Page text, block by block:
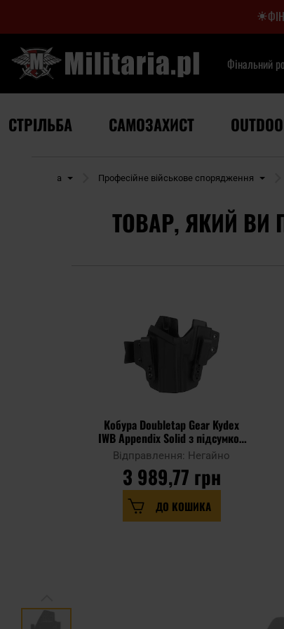
Фінальний
СТРІЛЬБА САМОЗАХИСТ
Стрільба Професійне військове спорядження
ТОВАР, ЯКИЙ ВИ
Кобура Doubletap Gear Kydex
IWB Appendix Solid з підсумком
для пістолетів Glock 17 - Black
Відправлення: Негайно
3 989,77 грн
ДО КОШИКА